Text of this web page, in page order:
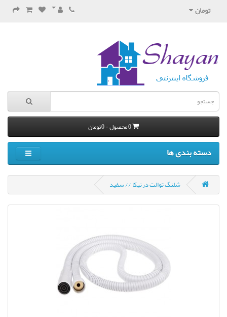
تومان
0 محصول - 0تومان
دسته بندی ها
شلنگ توالت درنیکا // سفید